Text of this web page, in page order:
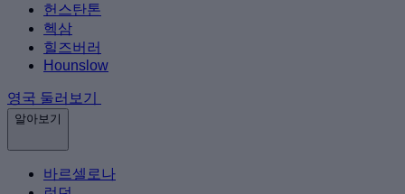
헌스탄톤
헥삼
힐즈버러
Hounslow
영국 둘러보기
알아보기
바르셀로나